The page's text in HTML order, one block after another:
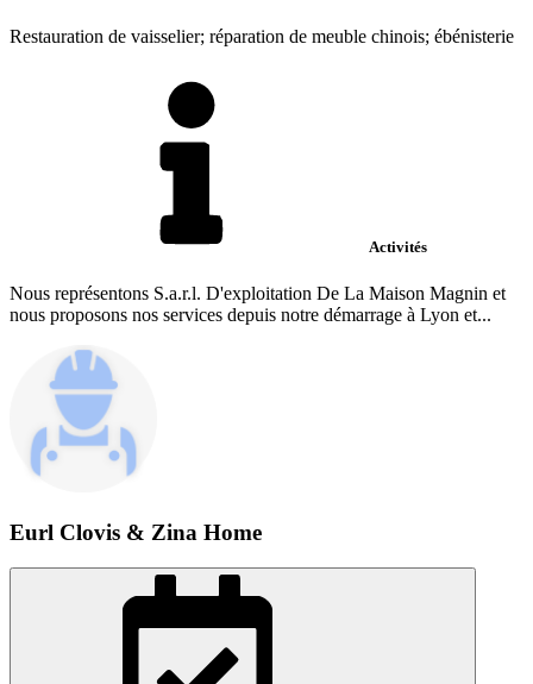
Restauration de vaisselier; réparation de meuble chinois; ébénisterie
Activités
Nous représentons S.a.r.l. D'exploitation De La Maison Magnin et
nous proposons nos services depuis notre démarrage à Lyon et...
Eurl Clovis & Zina Home